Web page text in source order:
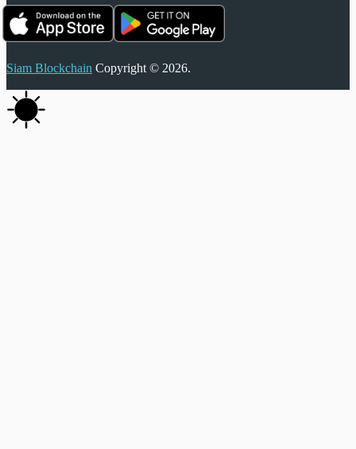
Siam Blockchain Copyright © 2026.